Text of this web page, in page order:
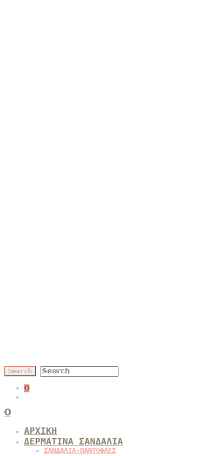
0
0
ΑΡΧΙΚΗ
ΔΕΡΜΑΤΙΝΑ ΣΑΝΔΑΛΙΑ
ΣΑΝΔΑΛΙΑ-ΠΑΝΤΟΦΛΕΣ